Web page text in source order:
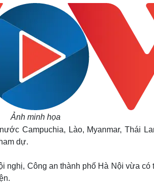
Văn học
Thời
Sao Việt
Ảnh minh họa
Campuchia, Lào, Myanmar, Thái
dự.
nghị, Công an thành phố Hà Nội vừa có